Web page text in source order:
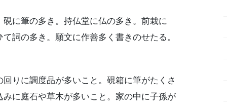
に筆の多き。持仏堂に仏の多き。前栽に
詞の多き。願文に作善多く書きのせたる。
りに調度品が多いこと。硯箱に筆がたくさ
に庭石や草木が多いこと。家の中に子孫が